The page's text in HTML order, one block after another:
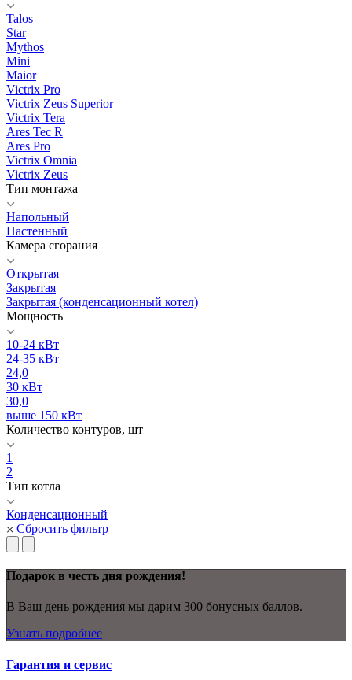
Talos
Star
Mythos
Mini
Maior
Victrix Pro
Victrix Zeus Superior
Victrix Tera
Ares Tec R
Ares Pro
Victrix Omnia
Victrix Zeus
Тип монтажа
Напольный
Настенный
Камера сгорания
Открытая
Закрытая
Закрытая (конденсационный котел)
Мощность
10-24 кВт
24-35 кВт
24,0
30 кВт
30,0
выше 150 кВт
Количество контуров, шт
1
2
Тип котла
Конденсационный
Сбросить фильтр
Подарок в честь дня рождения!
В Ваш день рождения мы дарим 300 бонусных баллов.
Узнать подробнее
Гарантия и сервис